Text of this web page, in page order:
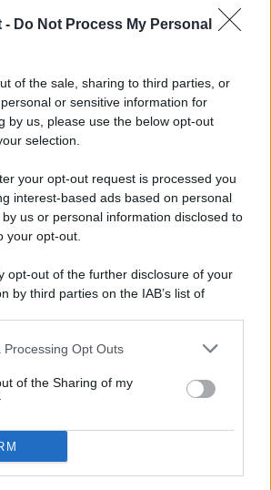
- Do Not Process My Personal
of the sale, sharing to third parties, or
or sensitive information for
by us, please use the below opt-out
selection.
your opt-out request is processed you
interest-based ads based on personal
us or personal information disclosed to
your opt-out.
opt-out of the further disclosure of your
by third parties on the IAB’s list of
also be disclosed by us to third parties
third parties.
Processing Opt Outs
of the Sharing of my
- P.IVA 04827280654 - Testata
Di Nocera Inferiore N. 8/2020 - RG N.
N. 35792 – ISCRITTA ALL’ANSO
NAZIONALE STAMPA ONLINE)
PREFERENZE PRIVACY